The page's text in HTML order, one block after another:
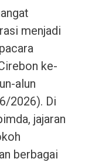
menjadi
ke-
alun
2026). Di
jajaran
berbagai